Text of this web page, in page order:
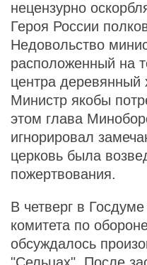
нецензурно
Героя России
Недовольство
расположенный на
центра деревянный
Министр якобы
этом глава
игнорировал
церковь была
пожертвования.
В четверг в
комитета по
обсуждалось